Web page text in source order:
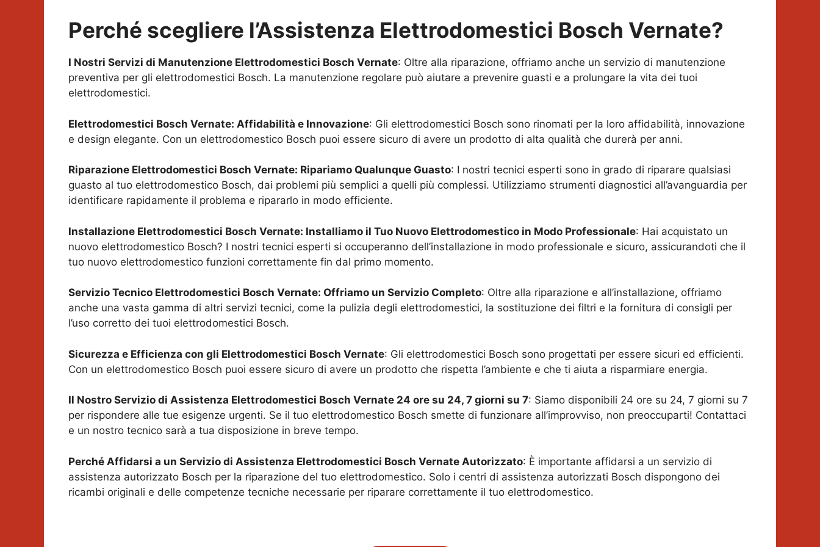
Perché scegliere l’Assistenza Elettrodomestici Bosch Vernate?
I Nostri Servizi di Manutenzione Elettrodomestici Bosch Vernate: Oltre alla riparazione, offriamo anche un servizio di manutenzione
preventiva per gli elettrodomestici Bosch. La manutenzione regolare può aiutare a prevenire guasti e a prolungare la vita dei tuoi
elettrodomestici.
Elettrodomestici Bosch Vernate: Affidabilità e Innovazione: Gli elettrodomestici Bosch sono rinomati per la loro affidabilità, innovazione
e design elegante. Con un elettrodomestico Bosch puoi essere sicuro di avere un prodotto di alta qualità che durerà per anni.
Riparazione Elettrodomestici Bosch Vernate: Ripariamo Qualunque Guasto: I nostri tecnici esperti sono in grado di riparare qualsiasi
guasto al tuo elettrodomestico Bosch, dai problemi più semplici a quelli più complessi. Utilizziamo strumenti diagnostici all’avanguardia per
identificare rapidamente il problema e ripararlo in modo efficiente.
Installazione Elettrodomestici Bosch Vernate: Installiamo il Tuo Nuovo Elettrodomestico in Modo Professionale: Hai acquistato un
nuovo elettrodomestico Bosch? I nostri tecnici esperti si occuperanno dell’installazione in modo professionale e sicuro, assicurandoti che il
tuo nuovo elettrodomestico funzioni correttamente fin dal primo momento.
Servizio Tecnico Elettrodomestici Bosch Vernate: Offriamo un Servizio Completo: Oltre alla riparazione e all’installazione, offriamo
anche una vasta gamma di altri servizi tecnici, come la pulizia degli elettrodomestici, la sostituzione dei filtri e la fornitura di consigli per
l’uso corretto dei tuoi elettrodomestici Bosch.
Sicurezza e Efficienza con gli Elettrodomestici Bosch Vernate: Gli elettrodomestici Bosch sono progettati per essere sicuri ed efficienti.
Con un elettrodomestico Bosch puoi essere sicuro di avere un prodotto che rispetta l’ambiente e che ti aiuta a risparmiare energia.
Il Nostro Servizio di Assistenza Elettrodomestici Bosch Vernate 24 ore su 24, 7 giorni su 7: Siamo disponibili 24 ore su 24, 7 giorni su 7
per rispondere alle tue esigenze urgenti. Se il tuo elettrodomestico Bosch smette di funzionare all’improvviso, non preoccuparti! Contattaci
e un nostro tecnico sarà a tua disposizione in breve tempo.
Perché Affidarsi a un Servizio di Assistenza Elettrodomestici Bosch Vernate Autorizzato: È importante affidarsi a un servizio di
assistenza autorizzato Bosch per la riparazione del tuo elettrodomestico. Solo i centri di assistenza autorizzati Bosch dispongono dei
ricambi originali e delle competenze tecniche necessarie per riparare correttamente il tuo elettrodomestico.